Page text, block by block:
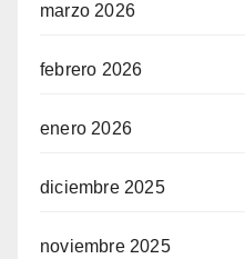
marzo 2026
febrero 2026
enero 2026
diciembre 2025
noviembre 2025